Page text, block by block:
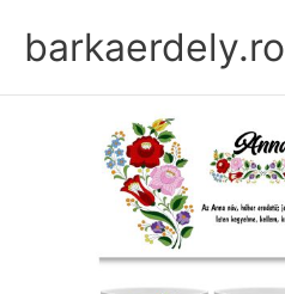
contentbarkaerdely.ro